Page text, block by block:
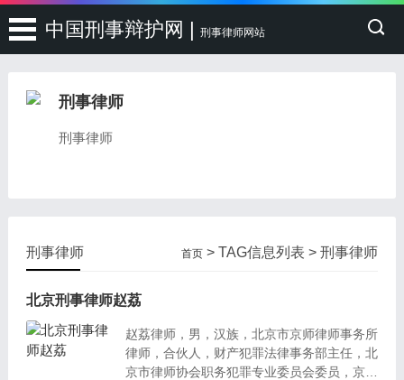
中国刑事辩护网 | 刑事律师网站
刑事律师
刑事律师
首页 > TAG信息列表 > 刑事律师
刑事律师
北京刑事律师赵荔
赵荔律师，男，汉族，北京市京师律师事务所
律师，合伙人，财产犯罪法律事务部主任，北
京市律师协会职务犯罪专业委员会委员，京师